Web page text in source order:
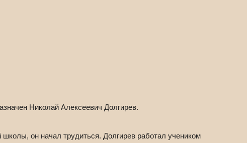
Николай Алексеевич Долгирев.
он начал трудиться. Долгирев работал учеником